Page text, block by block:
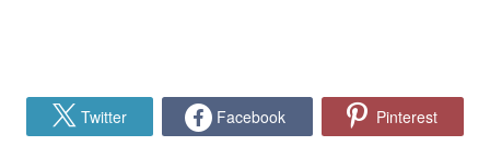
Twitter Facebook Pinterest